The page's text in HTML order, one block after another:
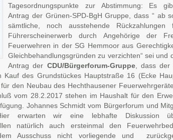
Tagesordnungspunkte zur Abstimmung: Es
Antrag der Grünen-SPD-BgH Gruppe, dass “ ab
sämtliche, noch ausstehende Rückzahlungen
Führerscheinerwerb durch Angehörige der
Feuerwehren in der SG Hemmoor aus
Gleichbehandlungsgründen zu verzichten“ sei und
Antrag der CDU/Bürgerforum-Gruppe, dass der
Kauf des Grundstückes Hauptstraße 16 (Ecke
den Neubau des Hechthausener
vom 28.2.2017 stehen im Haushalt für den
Johannes Schmidt vom Bürgerforum und
erwarten wir eine lebhafte Diskussion
natürlich auch ersteinmal den
Ausschuss nicht vorliegende und